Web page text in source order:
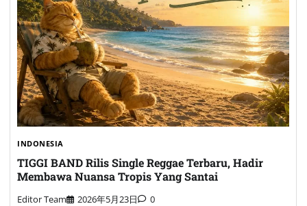
INDONESIA
TIGGI BAND Rilis Single Reggae Terbaru, Hadir
Membawa Nuansa Tropis Yang Santai
Editor Team 2026年5月23日 0